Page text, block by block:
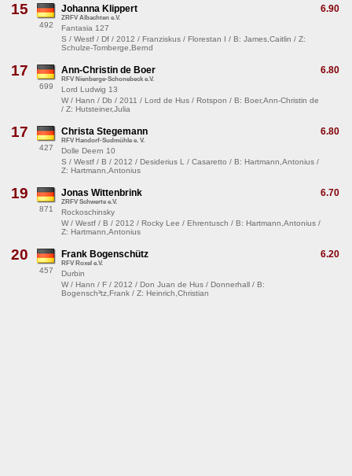
15
492
6.90
Johanna Klippert
ZRFV Albachten e.V.
Fantasia 127
S / Westf / Df / 2012 / Franziskus / Florestan I / B: James,Caitlin / Z:
Schulze-Tomberge,Bernd
17
699
6.80
Ann-Christin de Boer
RFV Nienberge-Schonebeck e.V.
Lord Ludwig 13
W / Hann / Db / 2011 / Lord de Hus / Rotspon / B: Boer,Ann-Christin de
/ Z: Hutsteiner,Julia
17
427
6.80
Christa Stegemann
RFV Handorf-Sudmühle e. V.
Dolle Deern 10
S / Westf / B / 2012 / Desiderius L / Casaretto / B: Hartmann,Antonius /
Z: Hartmann,Antonius
19
871
6.70
Jonas Wittenbrink
ZRFV Schwerte e.V.
Rockoschinsky
W / Westf / B / 2012 / Rocky Lee / Ehrentusch / B: Hartmann,Antonius /
Z: Hartmann,Antonius
20
457
6.20
Frank Bogenschütz
RFV Roxel e.V.
Durbin
W / Hann / F / 2012 / Don Juan de Hus / Donnerhall / B:
Bogensch³tz,Frank / Z: Heinrich,Christian